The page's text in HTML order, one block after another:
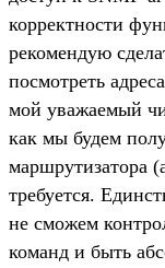
корректности
рекомендую
посмотреть
мой уважаемый
как мы будем
маршрутизатора
требуется.
не сможем
команд и быть